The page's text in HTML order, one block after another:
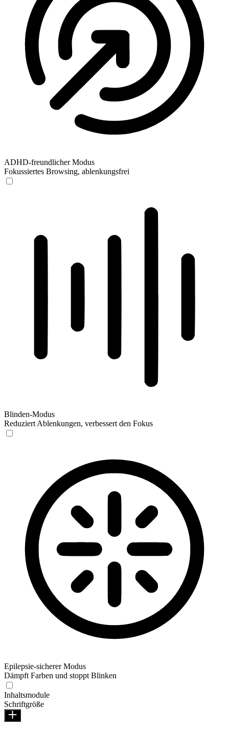
ADHD-freundlicher Modus
Fokussiertes Browsing, ablenkungsfrei
Blinden-Modus
Reduziert Ablenkungen, verbessert den Fokus
Epilepsie-sicherer Modus
Dämpft Farben und stoppt Blinken
Inhaltsmodule
Schriftgröße